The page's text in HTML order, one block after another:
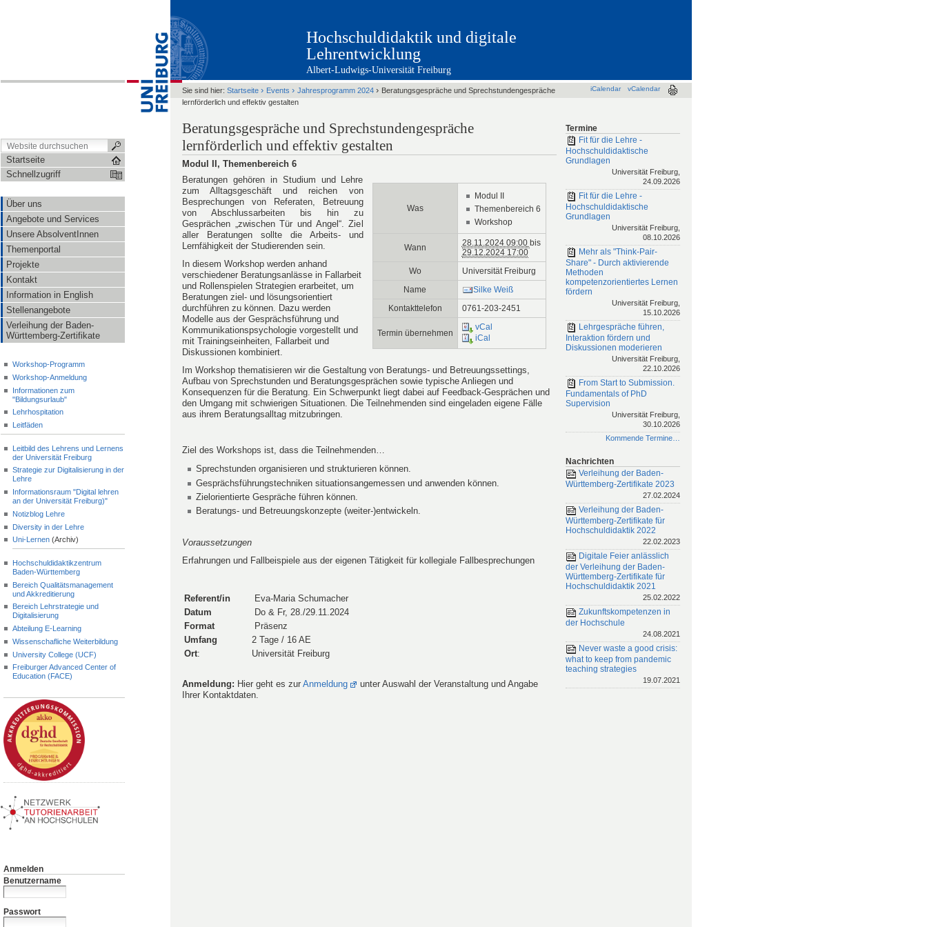
Startseite
Schnellzugriff
Über uns
Angebote und Services
Unsere AbsolventInnen
Themenportal
Projekte
Kontakt
Information in English
Stellenangebote
Verleihung der Baden-
Württemberg-Zertifikate
Workshop-Programm
Workshop-Anmeldung
Informationen zum
"Bildungsurlaub"
Lehrhospitation
Leitfäden
Leitbild des Lehrens und Lernens
der Universität Freiburg
Strategie zur Digitalisierung in der
Lehre
Informationsraum "Digital lehren
an der Universität Freiburg)"
Notizblog Lehre
Diversity in der Lehre
Uni-Lernen(Archiv)
Hochschuldidaktikzentrum
Baden-Württemberg
Bereich Qualitätsmanagement
und Akkreditierung
Bereich Lehrstrategie und
Digitalisierung
Abteilung E-Learning
Wissenschafliche Weiterbildung
University College (UCF)
Freiburger Advanced Center of
Education (FACE)
Anmelden
Benutzername
Passwort
Hochschuldidaktik und digitale
Lehrentwicklung
Albert-Ludwigs-Universität Freiburg
Sie sind hier: Startseite › Events › Jahresprogramm 2024 › Beratungsgespräche und Sprechstundengespräche
lernförderlich und effektiv gestalten
iCalendar vCalendar
Beratungsgespräche und Sprechstundengespräche
lernförderlich und effektiv gestalten
Modul II, Themenbereich 6
Was
Modul II
Themenbereich 6
Workshop
Wann 28.11.2024 09:00 bis
29.12.2024 17:00
Wo
Universität Freiburg
Name
Silke Weiß
Kontakttelefon
0761-203-2451
Termin übernehmen
vCal
iCal
Beratungen gehören in Studium und Lehre
zum Alltagsgeschäft und reichen von
Besprechungen von Referaten, Betreuung
von Abschlussarbeiten bis hin zu
Gesprächen „zwischen Tür und Angel“. Ziel
aller Beratungen sollte die Arbeits- und
Lernfähigkeit der Studierenden sein.
In diesem Workshop werden anhand
verschiedener Beratungsanlässe in Fallarbeit
und Rollenspielen Strategien erarbeitet, um
Beratungen ziel- und lösungsorientiert
durchführen zu können. Dazu werden
Modelle aus der Gesprächsführung und
Kommunikationspsychologie vorgestellt und
mit Trainingseinheiten, Fallarbeit und
Diskussionen kombiniert.
Im Workshop thematisieren wir die Gestaltung von Beratungs- und Betreuungssettings,
Aufbau von Sprechstunden und Beratungsgesprächen sowie typische Anliegen und
Konsequenzen für die Beratung. Ein Schwerpunkt liegt dabei auf Feedback-Gesprächen und
den Umgang mit schwierigen Situationen. Die Teilnehmenden sind eingeladen eigene Fälle
aus ihrem Beratungsalltag mitzubringen.
Ziel des Workshops ist, dass die Teilnehmenden…
Sprechstunden organisieren und strukturieren können.
Gesprächsführungstechniken situationsangemessen und anwenden können.
Zielorientierte Gespräche führen können.
Beratungs- und Betreuungskonzepte (weiter-)entwickeln.
Voraussetzungen
Erfahrungen und Fallbeispiele aus der eigenen Tätigkeit für kollegiale Fallbesprechungen
Referent/in
Eva-Maria Schumacher
Datum
Do & Fr, 28./29.11.2024
Format
Präsenz
Umfang
2 Tage / 16 AE
Ort: Universität Freiburg
Anmeldung: Hier geht es zur Anmeldung
unter Auswahl der Veranstaltung und Angabe
Ihrer Kontaktdaten.
Termine
Fit für die Lehre -
Hochschuldidaktische
Grundlagen
Universität Freiburg,
24.09.2026
Fit für die Lehre -
Hochschuldidaktische
Grundlagen
Universität Freiburg,
08.10.2026
Mehr als "Think-Pair-
Share" - Durch aktivierende
Methoden
kompetenzorientiertes Lernen
fördern
Universität Freiburg,
15.10.2026
Lehrgespräche führen,
Interaktion fördern und
Diskussionen moderieren
Universität Freiburg,
22.10.2026
From Start to Submission.
Fundamentals of PhD
Supervision
Universität Freiburg,
30.10.2026
Kommende Termine…
Nachrichten
Verleihung der Baden-
Württemberg-Zertifikate 2023
27.02.2024
Verleihung der Baden-
Württemberg-Zertifikate für
Hochschuldidaktik 2022
22.02.2023
Digitale Feier anlässlich
der Verleihung der Baden-
Württemberg-Zertifikate für
Hochschuldidaktik 2021
25.02.2022
Zukunftskompetenzen in
der Hochschule
24.08.2021
Never waste a good crisis:
what to keep from pandemic
teaching strategies
19.07.2021